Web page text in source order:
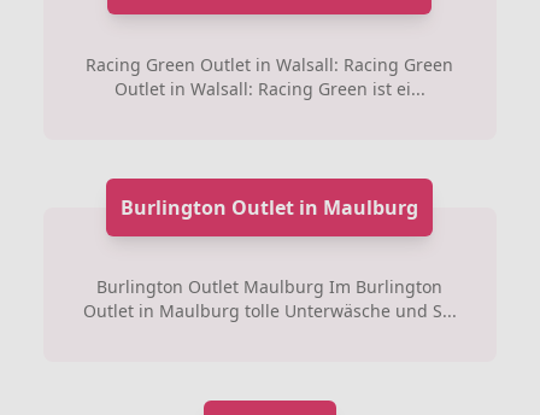
Racing Green Outlet in Walsall: Racing Green
Outlet in Walsall: Racing Green ist ei...
Burlington Outlet in Maulburg
Burlington Outlet Maulburg Im Burlington
Outlet in Maulburg tolle Unterwäsche und S...